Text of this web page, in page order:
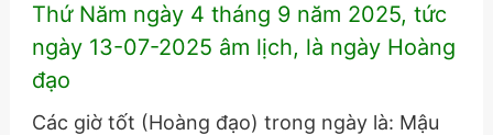
Thứ Năm ngày 4 tháng 9 năm 2025, tức
ngày 13-07-2025 âm lịch, là ngày Hoàng
đạo
Các giờ tốt (Hoàng đạo) trong ngày là: Mậu